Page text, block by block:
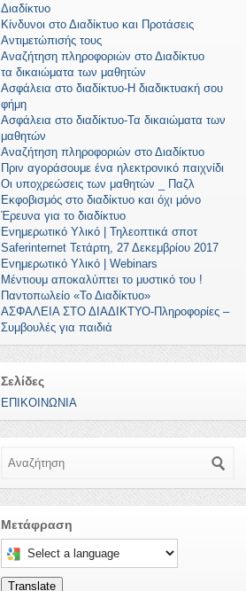
Διαδίκτυο
Κίνδυνοι στο Διαδίκτυο και Προτάσεις
Αντιμετώπισής τους
Αναζήτηση πληροφοριών στο Διαδίκτυο
τα δικαιώματα των μαθητών
Ασφάλεια στο διαδίκτυο-Η διαδικτυακή σου
φήμη
Ασφάλεια στο διαδίκτυο-Τα δικαιώματα των
μαθητών
Αναζήτηση πληροφοριών στο Διαδίκτυο
Πριν αγοράσουμε ένα ηλεκτρονικό παιχνίδι
Οι υποχρεώσεις των μαθητών _ Παζλ
Εκφοβισμός στο διαδίκτυο και όχι μόνο
Έρευνα για το διαδίκτυο
Ενημερωτικό Υλικό | Τηλεοπτικά σποτ
Saferinternet Τετάρτη, 27 Δεκεμβρίου 2017
Ενημερωτικό Υλικό | Webinars
Μέντιουμ αποκαλύπτει το μυστικό του !
Παντοπωλείο «Το Διαδίκτυο»
ΑΣΦΑΛΕΙΑ ΣΤΟ ΔΙΑΔΙΚΤΥΟ-Πληροφορίες –
Συμβουλές για παιδιά
Σελίδες
ΕΠΙΚΟΙΝΩΝΙΑ
Μετάφραση
Select a language to translate this page
Translate